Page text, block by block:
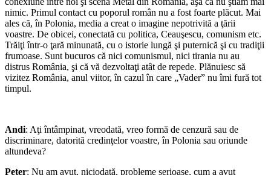
nimic. Primul contact cu poporul român nu a fost foarte plăcut. Mai
ales că, în Polonia, media a creat o imagine nepotrivită a ţării
voastre. De obicei, conectată cu politica, Ceauşescu, comunism etc.
Trăiţi într-o ţară minunată, cu o istorie lungă şi puternică şi cu tradiţii
frumoase. Sunt bucuros că nici comunismul, nici tirania nu au
distrus România, şi că vă dezvoltaţi atât de repede. Plănuiesc să
vizitez România, anul viitor, în cazul în care „Vader” nu îmi fură tot
timpul.
Andi: Aţi întâmpinat, vreodată, vreo formă de cenzură sau de
discriminare, datorită credinţelor voastre, în Polonia sau oriunde
altundeva?
Peter: Nu am avut, niciodată, probleme serioase, cum a avut